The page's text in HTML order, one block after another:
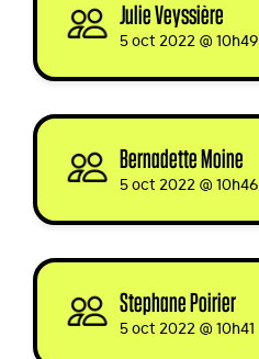
Julie Veyssière
5 oct 2022 @ 10h49
Bernadette Moine
5 oct 2022 @ 10h46
Stephane Poirier
5 oct 2022 @ 10h41